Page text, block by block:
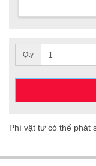
Qty
Phí vật tư có thể phát